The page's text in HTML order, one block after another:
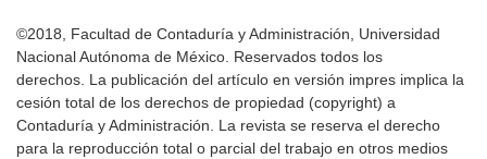
©2018, Facultad de Contaduría y Administración, Universidad
Nacional Autónoma de México. Reservados todos los
derechos. La publicación del artículo en versión impres implica la
cesión total de los derechos de propiedad (copyright) a
Contaduría y Administración. La revista se reserva el derecho
para la reproducción total o parcial del trabajo en otros medios